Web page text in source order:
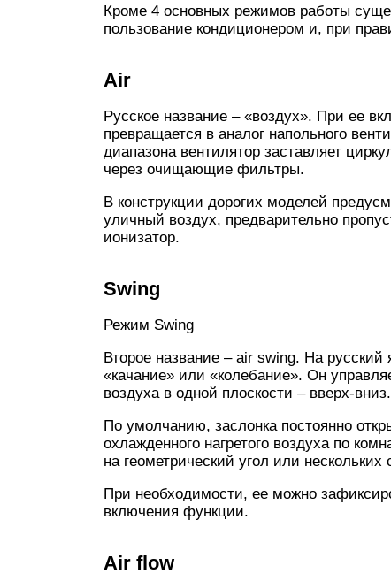
Кроме 4 основных режимов работы
пользование кондиционером и, при
Air
Русское название – «воздух». При ее
превращается в аналог напольного
диапазона вентилятор заставляет
через очищающие фильтры.
В конструкции дорогих моделей
уличный воздух, предварительно
ионизатор.
Swing
Режим Swing
Второе название – air swing. На
«качание» или «колебание». Он
воздуха в одной плоскости – вверх-вниз.
По умолчанию, заслонка постоянно
охлажденного нагретого воздуха по
на геометрический угол или
При необходимости, ее можно
включения функции.
Air flow